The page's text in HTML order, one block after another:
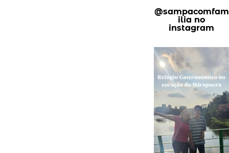
@sampacomfam
ilia no
instagram